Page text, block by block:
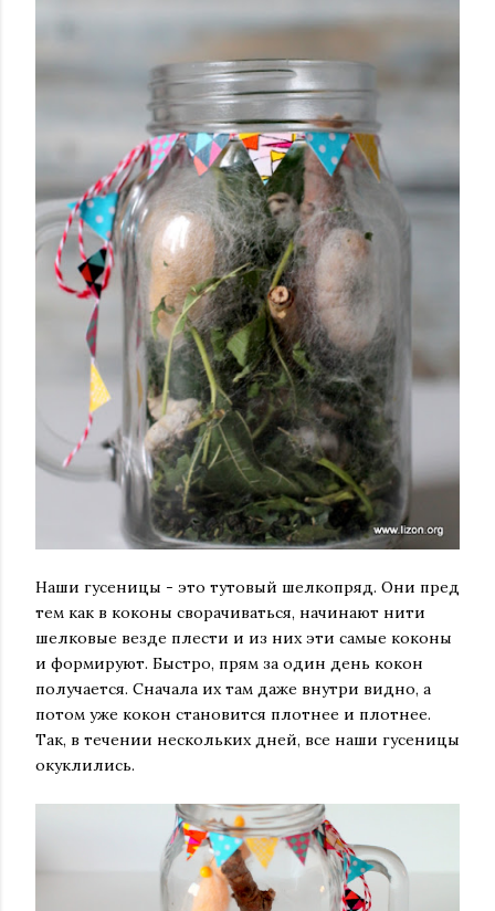
Наши гусеницы - это тутовый шелкопряд. Они пред
тем как в коконы сворачиваться, начинают нити
шелковые везде плести и из них эти самые коконы
и формируют. Быстро, прям за один день кокон
получается. Сначала их там даже внутри видно, а
потом уже кокон становится плотнее и плотнее.
Так, в течении нескольких дней, все наши гусеницы
окуклились.